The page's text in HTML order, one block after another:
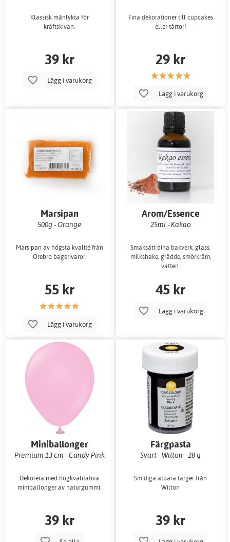
Klassisk månlykta för
kräftskivan.
39 kr
Lägg i varukorg
Fina dekorationer till cupcakes
eller tårtor!
29 kr
Lägg i varukorg
Marsipan
500g - Orange
Marsipan av högsta kvalité från
Örebro bagerivaror.
55 kr
Lägg i varukorg
Arom/Essence
25ml - Kakao
Smaksätt dina bakverk, glass,
milkshake, grädde, smörkräm,
vatten.
45 kr
Lägg i varukorg
Miniballonger
enfärgade
Premium 13 cm - Candy Pink
Dekorera med högkvalitativa
miniballonger av naturgummi.
39 kr
Färgpasta
Svart - Wilton - 28 g
Smidiga ätbara färger från
Wilton
39 kr